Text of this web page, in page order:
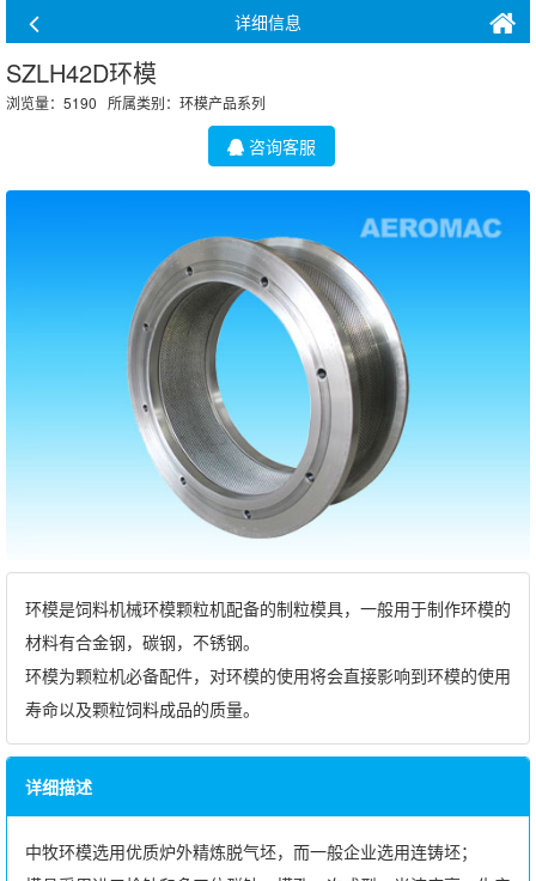
详细信息
SZLH42D环模
浏览量：5190 所属类别： 环模产品系列
咨询客服
环模是饲料机械环模颗粒机配备的制粒模具，一般用于制作环模的
材料有合金钢，碳钢，不锈钢。
环模为颗粒机必备配件，对环模的使用将会直接影响到环模的使用
寿命以及颗粒饲料成品的质量。
详细描述
中牧环模选用优质炉外精炼脱气坯，而一般企业选用连铸坯；